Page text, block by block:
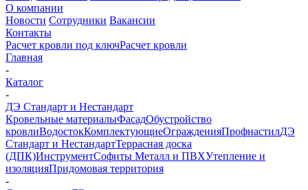
О компании
Новости Сотрудники Вакансии
Контакты
Расчет кровли под ключРасчет кровли
Главная
-
Каталог
-
ДЭ Стандарт и Нестандарт
Кровельные материалыФасадОбустройство
кровлиВодостокКомплектующиеОгражденияПрофнастилДЭ
Стандарт и НестандартТеррасная доска
(ДПК)ИнструментСофиты Металл и ПВХУтепление и
изоляцияПридомовая территория
-